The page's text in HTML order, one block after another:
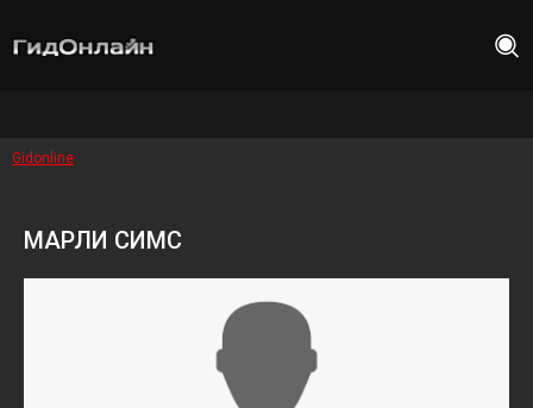
Gidonline
МАРЛИ СИМС